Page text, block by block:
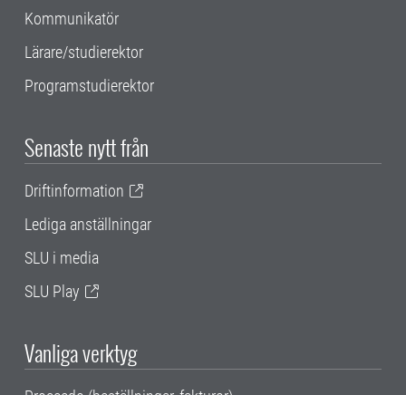
Kommunikatör
Lärare/studierektor
Programstudierektor
Senaste nytt från
Driftinformation
Lediga anställningar
SLU i media
SLU Play
Vanliga verktyg